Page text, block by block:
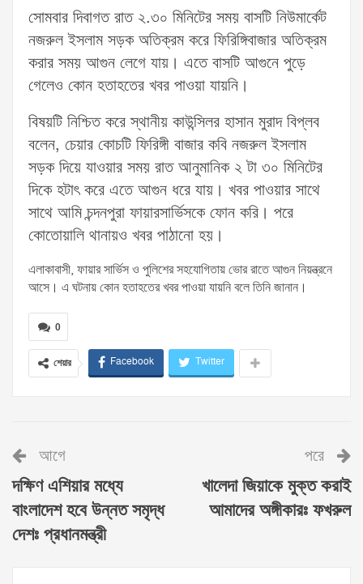
সোমবার দিবাগত রাত ২.৩০ মিনিটের সময় বাসটি নিউমার্কেট
নজরুল ইসলাম সড়ক অতিক্রম করে ফিরিঙ্গিবাজার অতিক্রম
করার সময় আগুন লেগে যায়। এতে বাসটি আগুনে পুড়ে
গেলেও কোন হতাহতের খবর পাওয়া যায়নি।
বিষয়টি নিশ্চিত করে স্থানীয় কাউন্সিলর হাসান মুরাদ বিপ্লব
বলেন, চেয়ার কোচটি ফিরিঙ্গী বাজার কবি নজরুল ইসলাম
সড়ক দিয়ে যাওয়ার সময় রাত আনুমানিক ২ টা ৩০ মিনিটের
দিকে হটাৎ করে এতে আগুন ধরে যায়। খবর পাওয়ার সাথে
সাথে আমি চন্দনপুরা ফায়ারসার্ভিসকে ফোন করি। পরে
কোতোয়ালি থানায়ও খবর পাঠানো হয়।
এলাকাবাসী, ফায়ার সার্ভিস ও পুলিশের সহযোগিতায় ভোর রাতে আগুন নিয়ন্ত্রনে
আসে। এ ঘটনায় কোন হতাহতের খবর পাওয়া যায়নি বলে তিনি জানান।
0
শেয়ার Facebook Twitter
আগে
দক্ষিণ এশিয়ার মধ্যে
বাংলাদেশ হবে উন্নত সমৃদ্ধ
দেশঃ প্রধানমন্ত্রী
পরে
খালেদা জিয়াকে মুক্ত করাই
আমাদের অঙ্গীকারঃ ফখরুল